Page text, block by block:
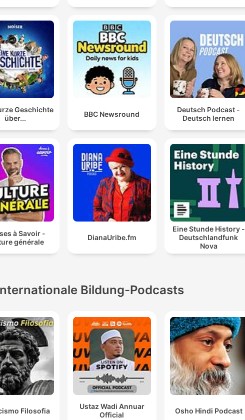
Geschichte
über...
BBC Newsround
Deutsch Podcast -
Deutsch lernen
à Savoir -
générale
DianaUribe.fm
Eine Stunde History -
Deutschlandfunk
Nova
Bildung-Podcasts
Filosofia
Ustaz Wadi Annuar
Official
Osho Hindi Podcast